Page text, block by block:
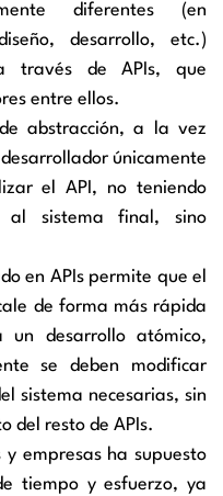
diferentes (en
desarrollo, etc.)
través de APIs, que
entre ellos.
abstracción, a la vez
únicamente
el API, no teniendo
al sistema final, sino
en APIs permite que el
de forma más rápida
desarrollo atómico,
se deben modificar
sistema necesarias, sin
del resto de APIs.
empresas ha supuesto
tiempo y esfuerzo, ya